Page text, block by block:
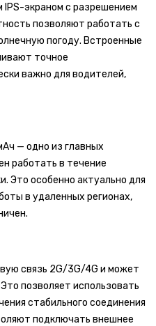
экраном с разрешением
позволяют работать с
погоду. Встроенные
точное
важно для водителей,
— одно из главных
работать в течение
Это особенно актуально для
в удаленных регионах,
связь 2G/3G/4G и может
позволяет использовать
стабильного соединения
подключать внешнее